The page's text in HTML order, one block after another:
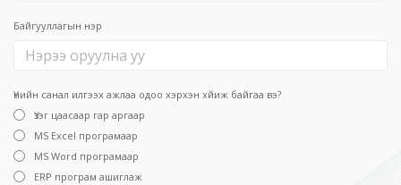
Байгууллагын нэр
Үнийн санал илгээх ажлаа одоо хэрхэн хйиж байгаа вэ?
Үзэг цаасаар гар аргаар
MS Excel програмаар
MS Word програмаар
ERP програм ашиглаж